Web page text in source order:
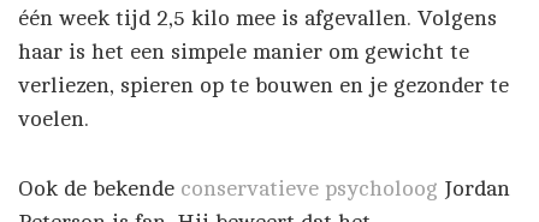
één week tijd 2,5 kilo mee is afgevallen. Volgens
haar is het een simpele manier om gewicht te
verliezen, spieren op te bouwen en je gezonder te
voelen.
Ook de bekende conservatieve psycholoog Jordan